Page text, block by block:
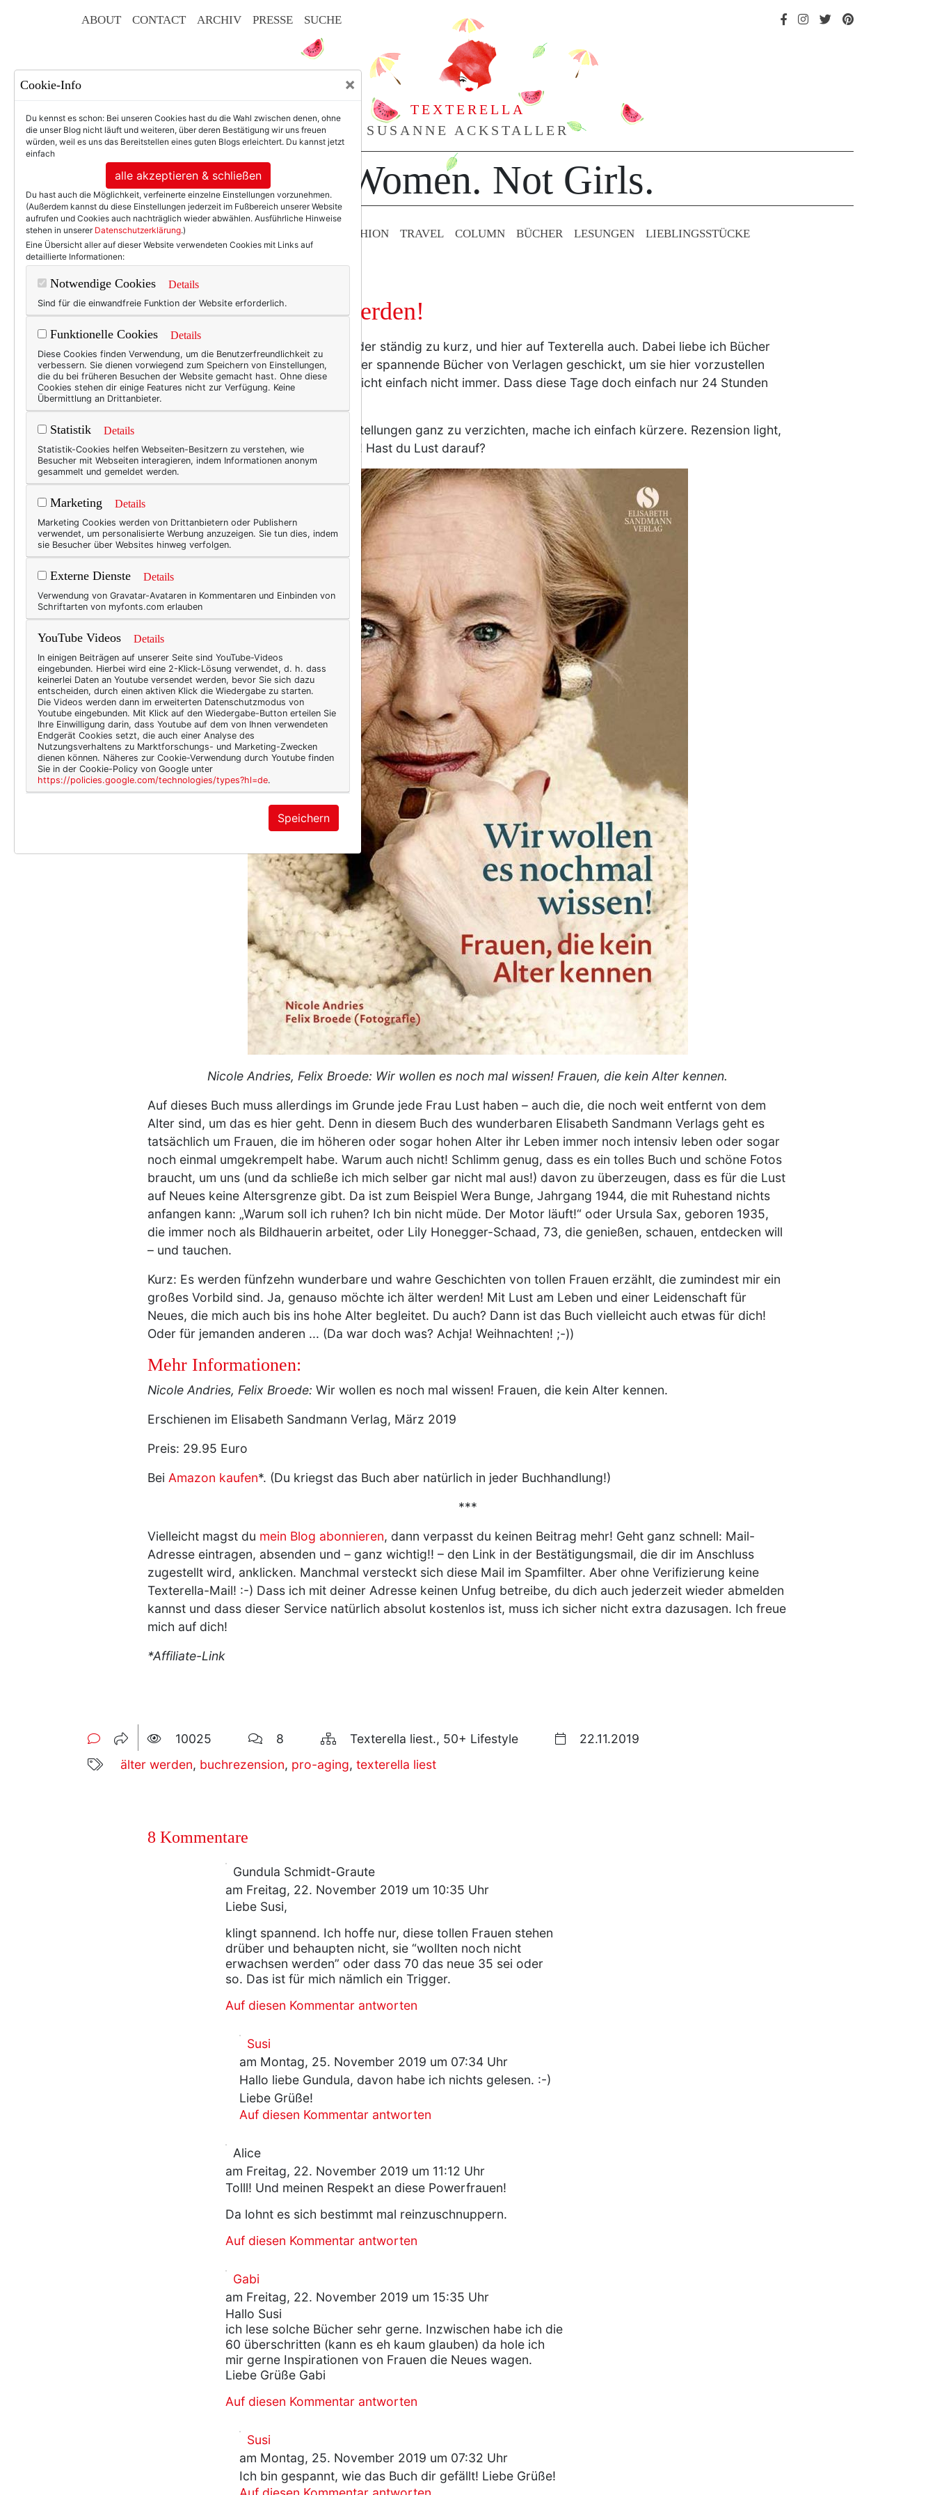
ABOUT CONTACT ARCHIV PRESSE SUCHE
TEXTERELLA
SUSANNE ACKSTALLER
For Women. Not Girls.
BEAUTY & FASHION TRAVEL COLUMN BÜCHER LESUNGEN LIEBLINGS­STÜCKE
TEXTERELLA LIEST.
Ja, so will ich älter werden!
Bücher kommen in meinem Leben leider ständig zu kurz, und hier auf Texterella auch. Dabei liebe ich Bücher
und bekomme außerdem immer wieder spannende Bücher von Verlagen geschickt, um sie hier vorzustellen
und zu rezensieren. Allein: Die Zeit reicht einfach nicht immer. Dass diese Tage doch einfach nur 24 Stunden
haben, und nicht mehr! Frechheit.
Nun dachte ich, anstatt auf Buchvorstellungen ganz zu verzichten, mache ich einfach kürzere. Rezension light,
quasi. Als kleiner Leseimpuls für dich! Hast du Lust darauf?
Nicole Andries, Felix Broede: Wir wollen es noch mal wissen! Frauen, die kein Alter kennen.
Auf dieses Buch muss allerdings im Grunde jede Frau Lust haben – auch die, die noch weit entfernt von dem
Alter sind, um das es hier geht. Denn in diesem Buch des wunderbaren Elisabeth Sandmann Verlags geht es
tatsächlich um Frauen, die im höheren oder sogar hohen Alter ihr Leben immer noch intensiv leben oder sogar
noch einmal umgekrempelt habe. Warum auch nicht! Schlimm genug, dass es ein tolles Buch und schöne Fotos
braucht, um uns (und da schließe ich mich selber gar nicht mal aus!) davon zu überzeugen, dass es für die Lust
auf Neues keine Altersgrenze gibt. Da ist zum Beispiel Wera Bunge, Jahrgang 1944, die mit Ruhestand nichts
anfangen kann: „Warum soll ich ruhen? Ich bin nicht müde. Der Motor läuft!“ oder Ursula Sax, geboren 1935,
die immer noch als Bildhauerin arbeitet, oder Lily Honegger-Schaad, 73, die genießen, schauen, entdecken will
– und tauchen.
Kurz: Es werden fünfzehn wunderbare und wahre Geschichten von tollen Frauen erzählt, die zumindest mir ein
großes Vorbild sind. Ja, genauso möchte ich älter werden! Mit Lust am Leben und einer Leidenschaft für
Neues, die mich auch bis ins hohe Alter begleitet. Du auch? Dann ist das Buch vielleicht auch etwas für dich!
Oder für jemanden anderen ... (Da war doch was? Achja! Weihnachten! ;-))
Mehr Informationen:
Nicole Andries, Felix Broede: Wir wollen es noch mal wissen! Frauen, die kein Alter kennen.
Erschienen im Elisabeth Sandmann Verlag, März 2019
Preis: 29.95 Euro
Bei Amazon kaufen*. (Du kriegst das Buch aber natürlich in jeder Buchhandlung!)
***
Vielleicht magst du mein Blog abonnieren, dann verpasst du keinen Beitrag mehr! Geht ganz schnell: Mail-
Adresse eintragen, absenden und – ganz wichtig!! – den Link in der Bestätigungsmail, die dir im Anschluss
zugestellt wird, anklicken. Manchmal versteckt sich diese Mail im Spamfilter. Aber ohne Verifizierung keine
Texterella-Mail! :-) Dass ich mit deiner Adresse keinen Unfug betreibe, du dich auch jederzeit wieder abmelden
kannst und dass dieser Service natürlich absolut kostenlos ist, muss ich sicher nicht extra dazusagen. Ich freue
mich auf dich!
*Affiliate-Link
10025 8 Texterella liest., 50+ Lifestyle
22.11.2019
älter werden, buchrezension, pro-aging, texterella liest
8 Kommentare
Gundula Schmidt-Graute
am Freitag, 22. November 2019 um 10:35 Uhr
Liebe Susi,
klingt spannend. Ich hoffe nur, diese tollen Frauen stehen
drüber und behaupten nicht, sie “wollten noch nicht
erwachsen werden” oder dass 70 das neue 35 sei oder
so. Das ist für mich nämlich ein Trigger.
Auf diesen Kommentar antworten
Susi
am Montag, 25. November 2019 um 07:34 Uhr
Hallo liebe Gundula, davon habe ich nichts gelesen. :-)
Liebe Grüße!
Auf diesen Kommentar antworten
Alice
am Freitag, 22. November 2019 um 11:12 Uhr
Tolll! Und meinen Respekt an diese Powerfrauen!
Da lohnt es sich bestimmt mal reinzuschnuppern.
Auf diesen Kommentar antworten
Gabi
am Freitag, 22. November 2019 um 15:35 Uhr
Hallo Susi
ich lese solche Bücher sehr gerne. Inzwischen habe ich die
60 überschritten (kann es eh kaum glauben) da hole ich
mir gerne Inspirationen von Frauen die Neues wagen.
Liebe Grüße Gabi
Auf diesen Kommentar antworten
Susi
am Montag, 25. November 2019 um 07:32 Uhr
Ich bin gespannt, wie das Buch dir gefällt! Liebe Grüße!
Cookie-Info ×
Du kennst es schon: Bei unseren Cookies hast du die Wahl zwischen denen, ohne
die unser Blog nicht läuft und weiteren, über deren Bestätigung wir uns freuen
würden, weil es uns das Bereitstellen eines guten Blogs erleichtert. Du kannst jetzt
einfach
alle akzeptieren & schließen
Du hast auch die Möglichkeit, verfeinerte einzelne Einstellungen vorzunehmen.
(Außerdem kannst du diese Einstellungen jederzeit im Fußbereich unserer Website
aufrufen und Cookies auch nachträglich wieder abwählen. Ausführliche Hinweise
stehen in unserer Datenschutzerklärung.)
Eine Übersicht aller auf dieser Website verwendeten Cookies mit Links auf
detaillierte Informationen:
Notwendige Cookies Details
Sind für die einwandfreie Funktion der Website erforderlich.
Funktionelle Cookies Details
Diese Cookies finden Verwendung, um die Benutzerfreundlichkeit zu
verbessern. Sie dienen vorwiegend zum Speichern von Einstellungen,
die du bei früheren Besuchen der Website gemacht hast. Ohne diese
Cookies stehen dir einige Features nicht zur Verfügung. Keine
Übermittlung an Drittanbieter.
Statistik Details
Statistik-Cookies helfen Webseiten-Besitzern zu verstehen, wie
Besucher mit Webseiten interagieren, indem Informationen anonym
gesammelt und gemeldet werden.
Marketing Details
Marketing Cookies werden von Drittanbietern oder Publishern
verwendet, um personalisierte Werbung anzuzeigen. Sie tun dies, indem
sie Besucher über Websites hinweg verfolgen.
Externe Dienste Details
Verwendung von Gravatar-Avataren in Kommentaren und Einbinden von
Schriftarten von myfonts.com erlauben
YouTube Videos Details
In einigen Beiträgen auf unserer Seite sind YouTube-Videos
eingebunden. Hierbei wird eine 2-Klick-Lösung verwendet, d. h. dass
keinerlei Daten an Youtube versendet werden, bevor Sie sich dazu
entscheiden, durch einen aktiven Klick die Wiedergabe zu starten.
Die Videos werden dann im erweiterten Datenschutzmodus von
Youtube eingebunden. Mit Klick auf den Wiedergabe-Button erteilen Sie
Ihre Einwilligung darin, dass Youtube auf dem von Ihnen verwendeten
Endgerät Cookies setzt, die auch einer Analyse des
Nutzungsverhaltens zu Marktforschungs- und Marketing-Zwecken
dienen können. Näheres zur Cookie-Verwendung durch Youtube finden
Sie in der Cookie-Policy von Google unter
https://policies.google.com/technologies/types?hl=de.
Speichern